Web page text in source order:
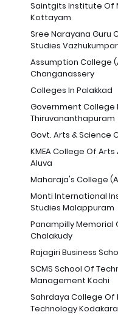
Saintgits Institute Of
Kottayam
Sree Narayana Guru
Studies
Assumption College
Changanassery
Colleges In Palakkad
Government College
Thiruvananthapuram
Govt. Arts & Science
KMEA College Of
Aluva
Maharaja's College
Monti International
Studies Malappuram
Panampilly Memorial
Chalakudy
Rajagiri Business
SCMS School Of
Management Kochi
Sahrdaya College Of
Technology Kodakara